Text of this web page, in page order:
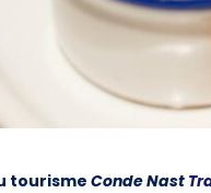
tourismeConde Nast